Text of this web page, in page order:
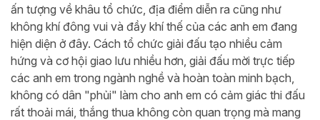
ấn tượng về khâu tổ chức, địa điểm diễn ra cũng như
không khí đông vui và đầy khí thế của các anh em đang
hiện diện ở đây. Cách tổ chức giải đấu tạo nhiều cảm
hứng và cơ hội giao lưu nhiều hơn, giải đấu mời trực tiếp
các anh em trong ngành nghề và hoàn toàn minh bạch,
không có dân "phủi" làm cho anh em có cảm giác thi đấu
rất thoải mái, thắng thua không còn quan trọng mà mang